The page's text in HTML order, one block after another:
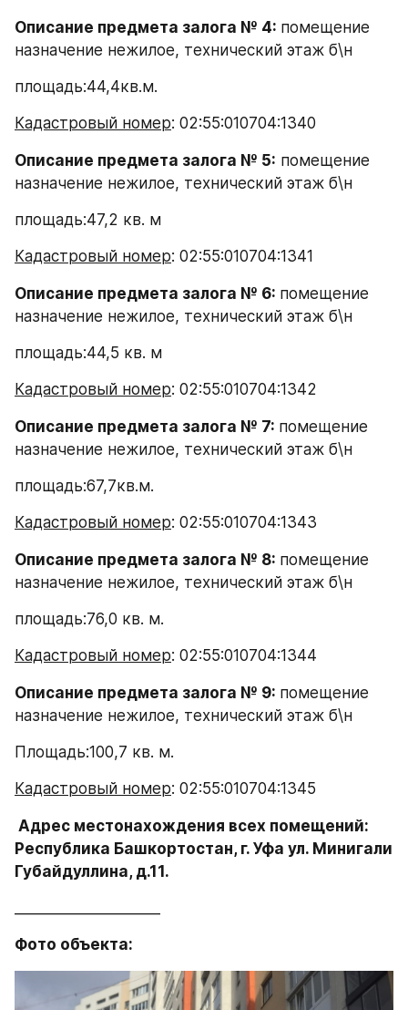
Описание предмета залога № 4: помещение
назначение нежилое, технический этаж б\н
площадь:44,4кв.м.
Кадастровый номер: 02:55:010704:1340
Описание предмета залога № 5: помещение
назначение нежилое, технический этаж б\н
площадь:47,2 кв. м
Кадастровый номер: 02:55:010704:1341
Описание предмета залога № 6: помещение
назначение нежилое, технический этаж б\н
площадь:44,5 кв. м
Кадастровый номер: 02:55:010704:1342
Описание предмета залога № 7: помещение
назначение нежилое, технический этаж б\н
площадь:67,7кв.м.
Кадастровый номер: 02:55:010704:1343
Описание предмета залога № 8: помещение
назначение нежилое, технический этаж б\н
площадь:76,0 кв. м.
Кадастровый номер: 02:55:010704:1344
Описание предмета залога № 9: помещение
назначение нежилое, технический этаж б\н
Площадь:100,7 кв. м.
Кадастровый номер: 02:55:010704:1345
Республика Башкортостан, г. Уфа ул. Минигали
Губайдуллина, д.11.
Фото объекта: